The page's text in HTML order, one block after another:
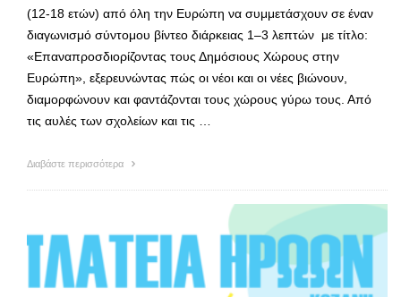
(12-18 ετών) από όλη την Ευρώπη να συμμετάσχουν σε έναν
διαγωνισμό σύντομου βίντεο διάρκειας 1–3 λεπτών με τίτλο:
«Επαναπροσδιορίζοντας τους Δημόσιους Χώρους στην
Ευρώπη», εξερευνώντας πώς οι νέοι και οι νέες βιώνουν,
διαμορφώνουν και φαντάζονται τους χώρους γύρω τους. Από
τις αυλές των σχολείων και τις …
Διαβάστε περισσότερα